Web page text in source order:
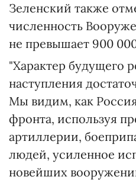
Зеленский также
численность
не превышает 900
"Характер будущего
наступления
Мы видим, как
фронта, используя
артиллерии,
людей, усиленное
новейших